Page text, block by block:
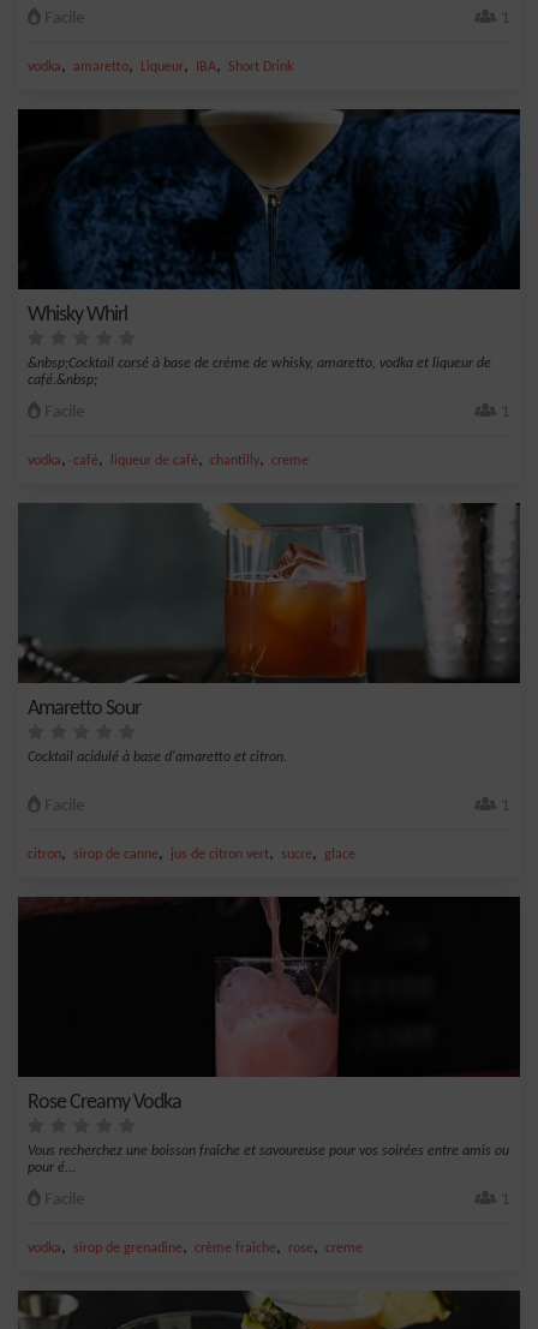
Facile 1
vodka, amaretto, Liqueur, IBA, Short Drink
Whisky Whirl
&nbsp;Cocktail corsé à base de crème de whisky, amaretto, vodka et liqueur de
café.&nbsp;
Facile 1
vodka, café, liqueur de café, chantilly, creme
Amaretto Sour
Cocktail acidulé à base d'amaretto et citron.
Facile 1
citron, sirop de canne, jus de citron vert, sucre, glace
Rose Creamy Vodka
Vous recherchez une boisson fraîche et savoureuse pour vos soirées entre amis ou
pour é...
Facile 1
vodka, sirop de grenadine, crème fraîche, rose, creme